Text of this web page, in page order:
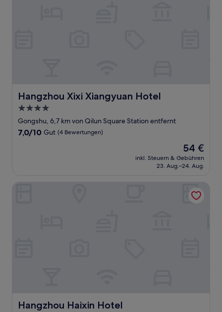
Hangzhou Xixi Xiangyuan Hotel
Hangzhou Xixi Xiangyuan Hotel
4.0-
Sterne-
Unterkunft
Gongshu, 6,7 km von Qilun Square Station entfernt
7.0
7,0/10 Gut (4 Bewertungen)
Der
Preis
beträgt
54 €
inkl. Steuern & Gebühren
23. Aug.–24. Aug.
Hangzhou Haixin Hotel
Hangzhou Haixin Hotel